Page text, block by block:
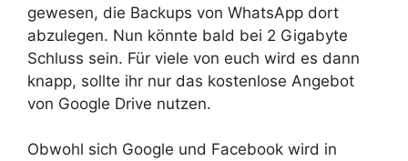
gewesen, die Backups von WhatsApp dort
abzulegen. Nun könnte bald bei 2 Gigabyte
Schluss sein. Für viele von euch wird es dann
knapp, sollte ihr nur das kostenlose Angebot
von Google Drive nutzen.
Obwohl sich Google und Facebook wird in